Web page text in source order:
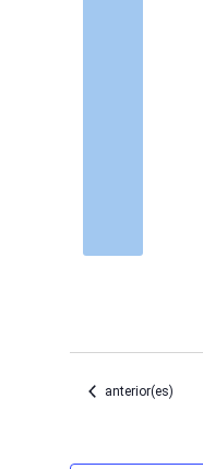
Eventos
anterior(es)